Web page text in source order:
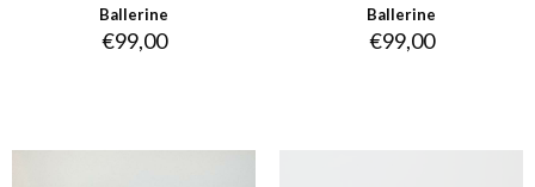
Ballerine
€99,00
Ballerine
€99,00